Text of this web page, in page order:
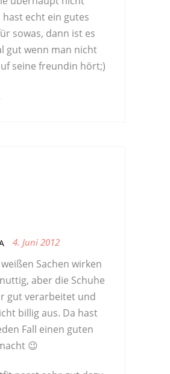
hast echt ein gutes
sowas, dann ist es
gut wenn man nicht
seine freundin hört;)
4. Juni 2012
Sachen wirken
aber die Schuhe
gut verarbeitet und
billig aus. Da hast
Fall einen guten
😉